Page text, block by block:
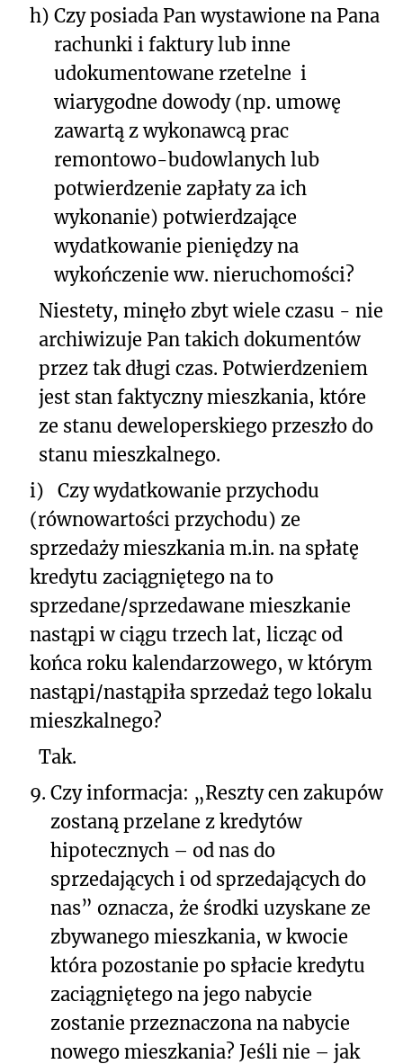
h) Czy posiada Pan wystawione na Pana
rachunki i faktury lub inne
udokumentowane rzetelne i
wiarygodne dowody (np. umowę
zawartą z wykonawcą prac
remontowo-budowlanych lub
potwierdzenie zapłaty za ich
wykonanie) potwierdzające
wydatkowanie pieniędzy na
wykończenie ww. nieruchomości?
Niestety, minęło zbyt wiele czasu - nie
archiwizuje Pan takich dokumentów
przez tak długi czas. Potwierdzeniem
jest stan faktyczny mieszkania, które
ze stanu deweloperskiego przeszło do
stanu mieszkalnego.
i)
Czy wydatkowanie przychodu
(równowartości przychodu) ze
sprzedaży mieszkania m.in. na spłatę
kredytu zaciągniętego na to
sprzedane/sprzedawane mieszkanie
nastąpi w ciągu trzech lat, licząc od
końca roku kalendarzowego, w którym
nastąpi/nastąpiła sprzedaż tego lokalu
mieszkalnego?
Tak.
9. Czy informacja: „Reszty cen zakupów
zostaną przelane z kredytów
hipotecznych – od nas do
sprzedających i od sprzedających do
nas” oznacza, że środki uzyskane ze
zbywanego mieszkania, w kwocie
która pozostanie po spłacie kredytu
zaciągniętego na jego nabycie
zostanie przeznaczona na nabycie
nowego mieszkania? Jeśli nie – jak